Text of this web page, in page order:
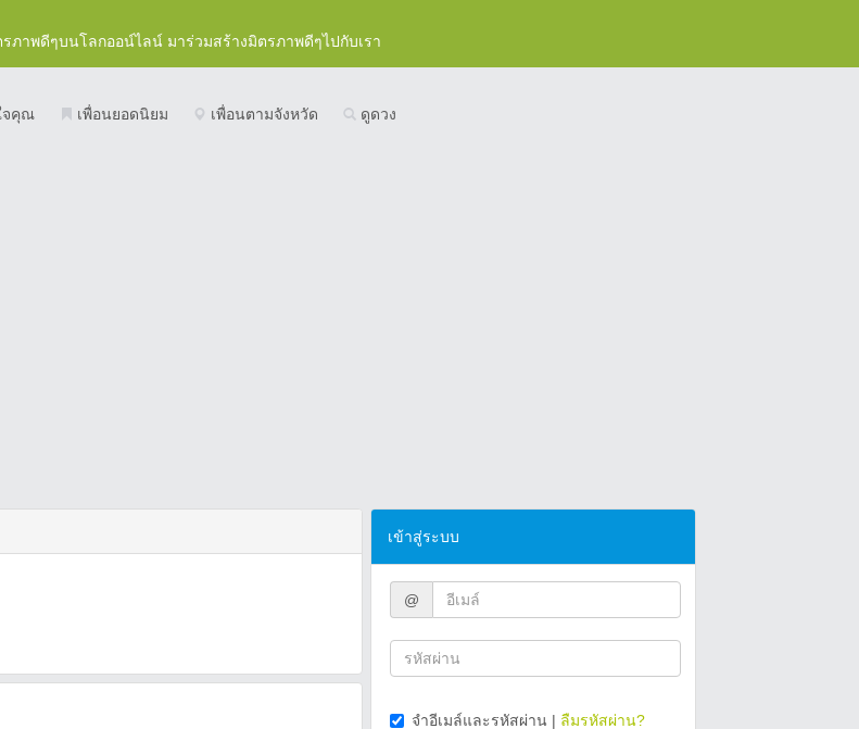
ภาพดีๆบนโลกออน์ไลน์ มาร่วมสร้างมิตรภาพดีๆไปกับเรา
จคุณ เพื่อนยอดนิยม เพื่อนตามจังหวัด ดูดวง
เข้าสู่ระบบ
@
จำอีเมล์และรหัสผ่าน | ลืมรหัสผ่าน?